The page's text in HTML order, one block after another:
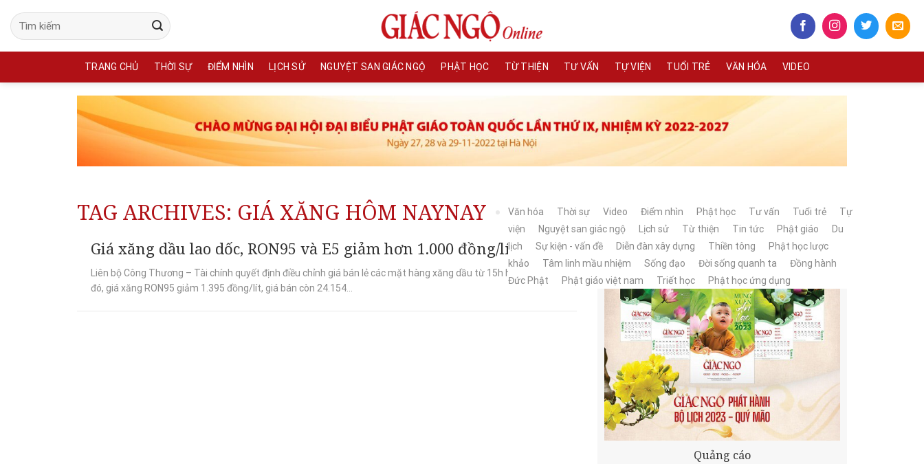
content
TRANG CHỦ THỜI SỰ ĐIỂM NHÌN LỊCH SỬ NGUYỆT SAN GIÁC NGỘ PHẬT HỌC TỪ THIỆN TƯ VẤN TỰ VIỆN TUỔI TRẺ VĂN HÓA VIDEO
TAG ARCHIVES: GIÁ XĂNG HÔM NAYNAY Văn hóa Thời sự Video Điểm nhìn Phật học Tư vấn Tuổi trẻ
Tự
viện
Nguyệt san giác ngộ Lịch sử Từ thiện Tin tức Phật giáo
Du
lịch
Sự kiện - vấn đề Diễn đàn xây dựng Thiền tông
Phật học lược
khảo
Tâm linh mầu nhiệm Sống đạo Đời sống quanh ta
Đồng hành
Đức Phật
Phật giáo việt nam Triết học Phật học ứng dụng
Giá xăng dầu lao dốc, RON95 và E5 giảm hơn 1.000 đồng/lít
Liên bộ Công Thương – Tài chính quyết định điều chỉnh giá bán lẻ các mặt hàng xăng dầu từ 15h hôm nay. Theo
đó, giá xăng RON95 giảm 1.395 đồng/lít, giá bán còn 24.154...
Quảng cáo